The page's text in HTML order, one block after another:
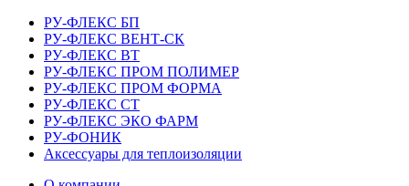
РУ-ФЛЕКС БП
РУ-ФЛЕКС ВЕНТ-СК
РУ-ФЛЕКС ВТ
РУ-ФЛЕКС ПРОМ ПОЛИМЕР
РУ-ФЛЕКС ПРОМ ФОРМА
РУ-ФЛЕКС СТ
РУ-ФЛЕКС ЭКО ФАРМ
РУ-ФОНИК
Аксессуары для теплоизоляции